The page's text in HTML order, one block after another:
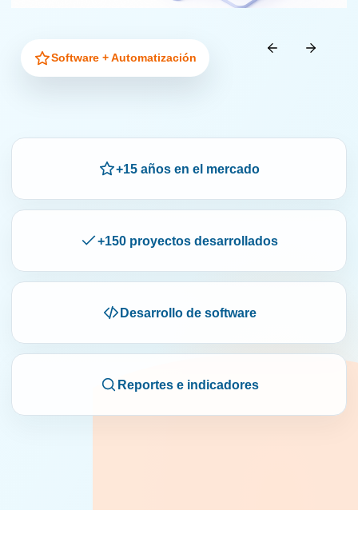
Software + Automatización
+15 años en el mercado
+150 proyectos desarrollados
Desarrollo de software
Reportes e indicadores